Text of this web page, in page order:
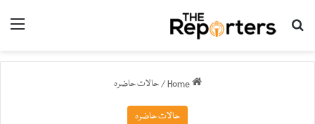
Search for
Home
/حالات حاضرہ
حالات حاضرہ